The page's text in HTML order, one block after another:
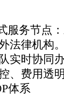
服务节点
法律机构
实时协同
、费用透
体系